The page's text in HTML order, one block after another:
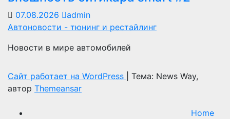
07.08.2026
admin
Автоновости - тюнинг и рестайлинг
Новости в мире автомобилей
Сайт работает на WordPress
Тема: News Way,
автор Themeansar
Home